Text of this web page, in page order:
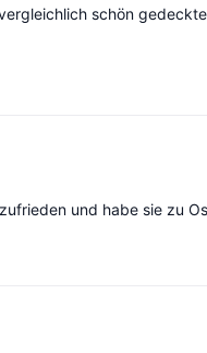
schön
und habe sie zu